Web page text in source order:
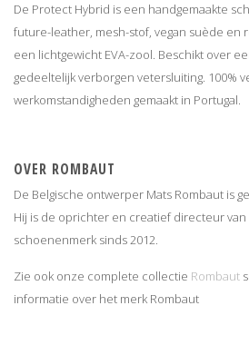
De Protect Hybrid is een handgemaakte
future-leather, mesh-stof, vegan suède en
een lichtgewicht EVA-zool. Beschikt over
gedeeltelijk verborgen vetersluiting. 100%
werkomstandigheden gemaakt in Portugal.
OVER ROMBAUT
De Belgische ontwerper Mats Rombaut is
Hij is de oprichter en creatief directeur van
schoenenmerk sinds 2012.
Zie ook onze complete collectie Rombaut
informatie over het merk Rombaut